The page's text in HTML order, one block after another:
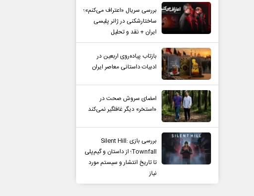
بررسی سریال «اعتراف می‌کنم»؛
ساختارشکنی در ژانر پلیسی
ایران + نقد و تحلیل
بازتاب پیاده‌روی اربعین در
ادبیات داستانی معاصر ایران
امضای سروش صحت در
«استخر» دیگر غافلگیر نمی‌کند
بررسی بازی Silent Hill:
Townfall؛ از داستان و گیم‌پلی
تا تاریخ انتشار و سیستم مورد
نیاز